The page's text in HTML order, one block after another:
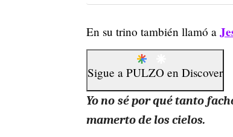
En su trino también llamó a
Sigue a PULZO en Discover
Yo no sé por qué tanto
mamerto de los cielos.